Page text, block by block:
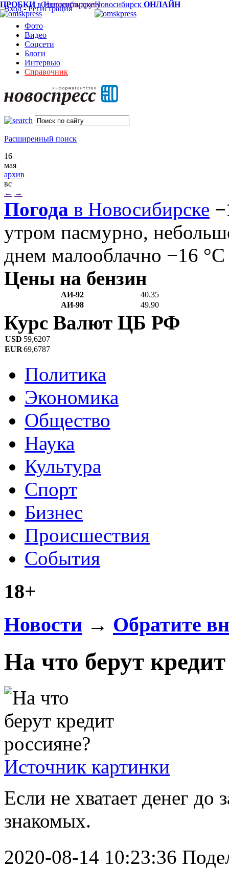
Вход-Регистрация
Фото
Видео
Соцсети
Блоги
Интервью
Справочник
Расширенный поиск
16
мая
архив
вс
← →
Погода в Новосибирске
утром пасмурно,
днем малооблачно −16 °C
Цены на бензин
АИ-92
40.35
АИ-98
49.90
ПРОБКИв НовосибирскеНовосибирск ОНЛАЙН
Курс Валют ЦБ РФ
USD 59,6207
EUR69,6787
Политика
Экономика
Общество
Наука
Культура
Спорт
Бизнес
Происшествия
События
18+
Новости → Обратите
На что берут
Источник картинки
Если не хватает денег до
знакомых.
2020-08-14 10:23:36
Отправить другу